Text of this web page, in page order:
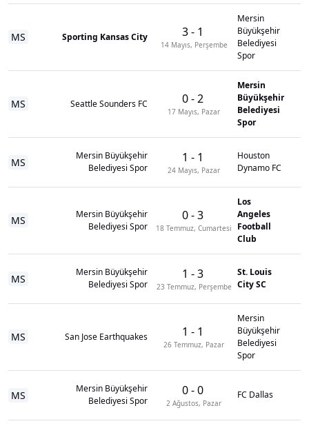
MS Sporting Kansas City 3- 1
14 Mayıs, Perşembe
Mersin
Büyükşehir
Belediyesi
Spor
MS Seattle Sounders FC 0-2
17 Mayıs, Pazar
Mersin
Büyükşehir
Belediyesi
Spor
MS
Mersin Büyükşehir
Belediyesi Spor
1 - 1
24 Mayıs, Pazar
Houston
Dynamo FC
MS
Mersin Büyükşehir
Belediyesi Spor
0-3
18 Temmuz, Cumartesi
Los
Angeles
Football
Club
MS
Mersin Büyükşehir
Belediyesi Spor
1 -3
23 Temmuz, Perşembe
St. Louis
City SC
MS San Jose Earthquakes 1 - 1
26 Temmuz, Pazar
Mersin
Büyükşehir
Belediyesi
Spor
MS
Mersin Büyükşehir
Belediyesi Spor
0-0
2 Ağustos, Pazar
FC Dallas